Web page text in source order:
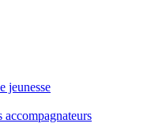
jeunesse
accompagnateurs